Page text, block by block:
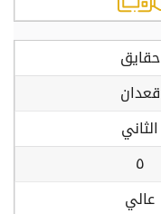
حقايق
قعدان
الثاني
٥
عالي